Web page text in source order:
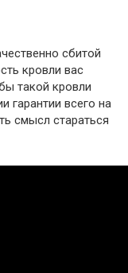
сбитой
кровли вас
такой кровли
гарантии всего на
смысл стараться